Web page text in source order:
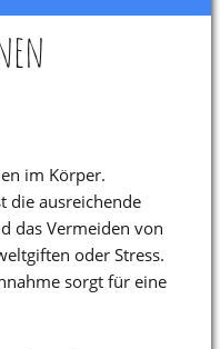
im Körper.
die ausreichende
das Vermeiden von
oder Stress.
sorgt für eine